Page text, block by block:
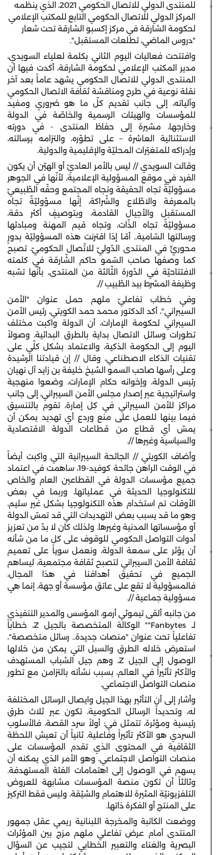
للمنتدى الدولي للاتصال الحكومي 2021، الذي ينظمه
المركز الدولي للاتصال الحكومي التابع للمكتب الإعلامي
لحكومة الشارقة في مركز إكسبو الشارقة تحت شعار
"دروس الماضي، تطلعات المستقبل".
وافتتحت فعاليات اليوم الثاني بكلمة لعلياء السويدي،
مدير المكتب الإعلامي لحكومة الشارقة، أكدت فيها أن
المنتدى الدولي للاتصال الحكومي يشهد عاماً بعد آخر
نقلة نوعية في طرح ومناقشة ثقافة الاتصال الحكومي
وآلياته، إلى جانب تقديم كلّ ما هو ضروري ومفيد
للمؤسسات والهيئات الرسمية والخاصّة في الدولة
وخارجها، مشيرة إلى حفاظ المنتدى - في دورته
الاستثنائية العاشرة – على تطوّره، والتزامه برسالته،
وإدراكه للمتغيّرات المحليّة والإقليمية والدولية.
وقالت السويدي // ليس بالأمر العاديّ أو الهيّن أن يكون
الفرد في موقع المسؤولية الإعلامية، لأنّها في الجوهر
مسؤوليّةٌ تجاه الحقيقة وتجاه المجتمع وحقّه الطّبيعيّ
بالمعرفة والاطّلاع والشّراكة، إنّها مسؤوليّةٌ تجاه
المستقبل والأجيال القادمة، وبتوصيفٍ أكثر دقة،
مسؤوليّةٌ تجاه الذّات، وتجاه قيم المهنة ومبادئها
ورسالتها السّامية.. أمّا إذا اقترنت هذه المسؤوليّة بدورٍ
محوريٍّ في المنتدى الدّوليّ للاتّصال الحكوميّ، تصبح
كما وصفها صاحب السّمو حاكم الشّارقة في كلمته
الافتتاحيّة في الدّورة الثّالثة من المنتدى، بأنّها تشبه
وظيفة المشرط بيد الطّبيب //.
وفي خطاب تفاعليّ ملهم حمل عنوان "الأمن
السيبراني"، أكد الدكتور محمد حمد الكويتي، رئيس الأمن
السيبراني لحكومة الإمارات، أن الدولة واكبت مختلف
تطورات وسائل الاتصال بداية بالطرق البدائية، وصولاً
اليوم إلى الحكومة الذكية، والاعتماد بشكل كلّي على
تقنيات الذكاء الاصطناعي، وقال // إن قيادتنا الرشيدة
وعلى رأسها صاحب السمو الشيخ خليفة بن زايد آل نهيان
رئيس الدولة، وإخوانه حكام الإمارات، وضعوا منهجية
واستراتيجية عبر إصدار مجلس الأمن السيبراني، إلى جانب
مراكز للأمن السيبراني في كل إمارة، تقوم بالتنسيق
فيما بينها للعمل على منع وردع أي تهديد يمكن أن
يمسّ أي قطاع من قطاعات الدولة الاقتصادية
والسياسية وغيرها //.
وأضاف الكويتي // الجائحة السيبرانية التي واكبت أيضاً
في الوقت الراهن جائحة كوفيد-19، ساهمت في اعتماد
جميع مؤسسات الدولة في القطاعين العام والخاص
للتكنولوجيا الحديثة في عملياتها، وربما في بعض
الأوقات تم استخدام هذه التكنولوجيا بشكل غير سليم،
وهو ما قد يسبب بعض التهديدات التي قد تمسّ الدولة
أو مؤسساتها المدنية وغيرها. ولذلك كان لا بدّ من تعزيز
أدوات التواصل الحكومي للوقوف على كل ما من شأنه
أن يؤثر على سمعة الدولة، ونعمل سوياً على تعميم
ثقافة الأمن السيبراني لتصبح ثقافة مجتمعية، ليساهم
الجميع في تحقيق أهدافنا في هذا المجال،
فالمسؤولية لا تقع على عاتق مؤسسة أو جهة، إنما هي
مسؤولية جماعية //.
من جانبه ألقى تيموثي أرمو، المؤسس والمدير التنفيذي
لـ Fanbytes"" الوكالة المتخصصة بالجيل Z، خطاباً
تفاعلياً تحت عنوان "منصات جديدة.. رسائل متخصصة"،
استعرض خلاله الطرق والسبل التي يمكن من خلالها
الوصول إلى الجيل Z، وهم جيل الشباب المستهدف
والأكثر تأثيراً في العالم، بسبب نشأته بالتزامن مع تطور
منصات التواصل الاجتماعي.
وأشار إلى أن التأثير بهذا الجيل وايصال الرسائل المختلفة
له، وتحديداً الرسائل الحكومية، تكون عبر ثلاث طرق
رئيسية ومؤثرة، تتمثل في: أولاً سرد القصة، فالأسلوب
السردي هو الأكثر تأثيراً وفاعلية. ثانياً أن تعيش اللحظة
الثقافية في المحتوى الذي تقدم المؤسسات على
منصات التواصل الاجتماعي، وهو الأمر الذي يمكنه أن
يسهم في الوصول إلى اهتمامات الفئة المستهدفة.
وثالثاً أن تكون منصة المؤسسات مشابهة للعروض
التلفزيونيّة المثيرة للاهتمام والشيّقة، وليس فقط التركيز
على المنتج أو الفكرة ذاتها.
ووضعت الكاتبة والمخرجة اللبنانية ريمي عقل جمهور
المنتدى أمام عرض تفاعلي ملهم مزج بين المؤثرات
البصرية والغناء والتعبير الخطابي لتجيب عن السؤال